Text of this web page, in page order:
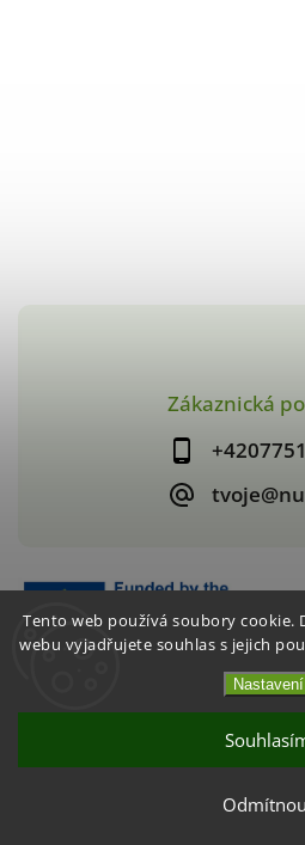
Tento web používá soubory cookie.
webu vyjadřujete souhlas s jejich
Nastavení
Zákaznická
nutiva.cz
Shoptet |